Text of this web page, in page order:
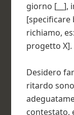
giorno [__],
[specificare
richiamo,
progetto X].
Desidero
ritardo
contestato,